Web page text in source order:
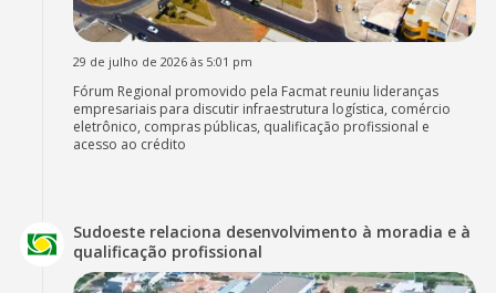
29 de julho de 2026 às 5:01 pm
Fórum Regional promovido pela Facmat reuniu lideranças
empresariais para discutir infraestrutura logística, comércio
eletrônico, compras públicas, qualificação profissional e
acesso ao crédito
Sudoeste relaciona desenvolvimento à moradia e à
qualificação profissional